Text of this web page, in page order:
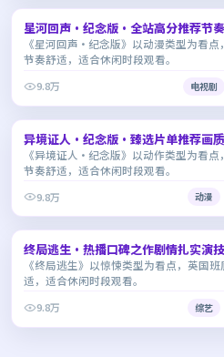
7.5
星河回声·纪念版·全站高分推荐节
《星河回声·纪念版》以动漫类型为看点
节奏舒适，适合休闲时段观看。
9.8万
电视剧
7.1
异境证人·纪念版·臻选片单推荐画
《异境证人·纪念版》以动作类型为看点
节奏舒适，适合休闲时段观看。
9.8万
动漫
7.7
终局逃生·热播口碑之作剧情扎实演
《终局逃生》以惊悚类型为看点，英国
适，适合休闲时段观看。
9.8万
综艺